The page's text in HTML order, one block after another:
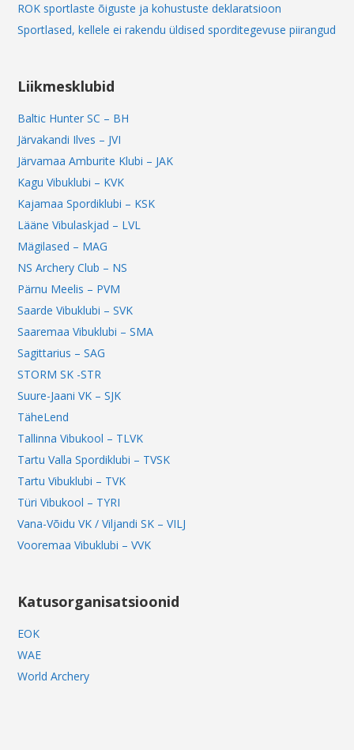
ROK sportlaste õiguste ja kohustuste deklaratsioon
Sportlased, kellele ei rakendu üldised sporditegevuse piirangud
Liikmesklubid
Baltic Hunter SC – BH
Järvakandi Ilves – JVI
Järvamaa Amburite Klubi – JAK
Kagu Vibuklubi – KVK
Kajamaa Spordiklubi – KSK
Lääne Vibulaskjad – LVL
Mägilased – MAG
NS Archery Club – NS
Pärnu Meelis – PVM
Saarde Vibuklubi – SVK
Saaremaa Vibuklubi – SMA
Sagittarius – SAG
STORM SK -STR
Suure-Jaani VK – SJK
TäheLend
Tallinna Vibukool – TLVK
Tartu Valla Spordiklubi – TVSK
Tartu Vibuklubi – TVK
Türi Vibukool – TYRI
Vana-Võidu VK / Viljandi SK – VILJ
Vooremaa Vibuklubi – VVK
Katusorganisatsioonid
EOK
WAE
World Archery